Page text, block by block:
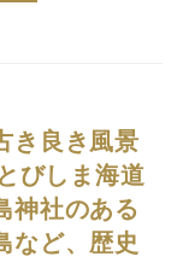
き良き風景
びしま海道
神社のある
など、歴史